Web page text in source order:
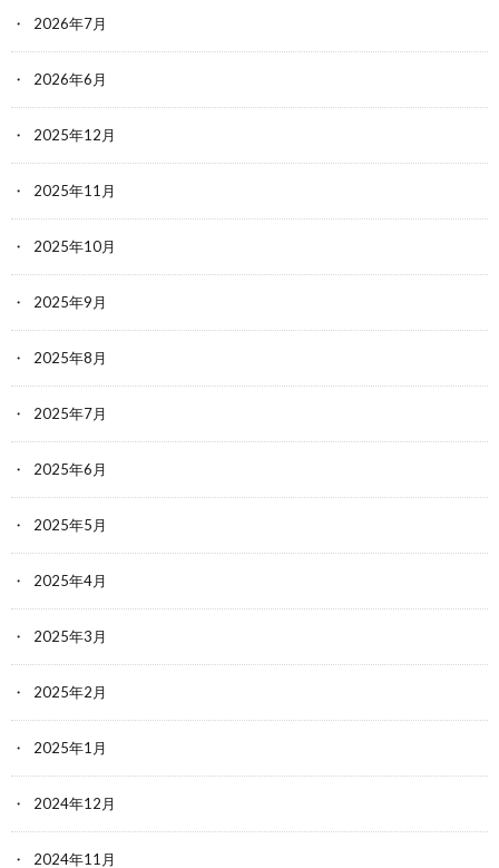
2026年7月
2026年6月
2025年12月
2025年11月
2025年10月
2025年9月
2025年8月
2025年7月
2025年6月
2025年5月
2025年4月
2025年3月
2025年2月
2025年1月
2024年12月
2024年11月